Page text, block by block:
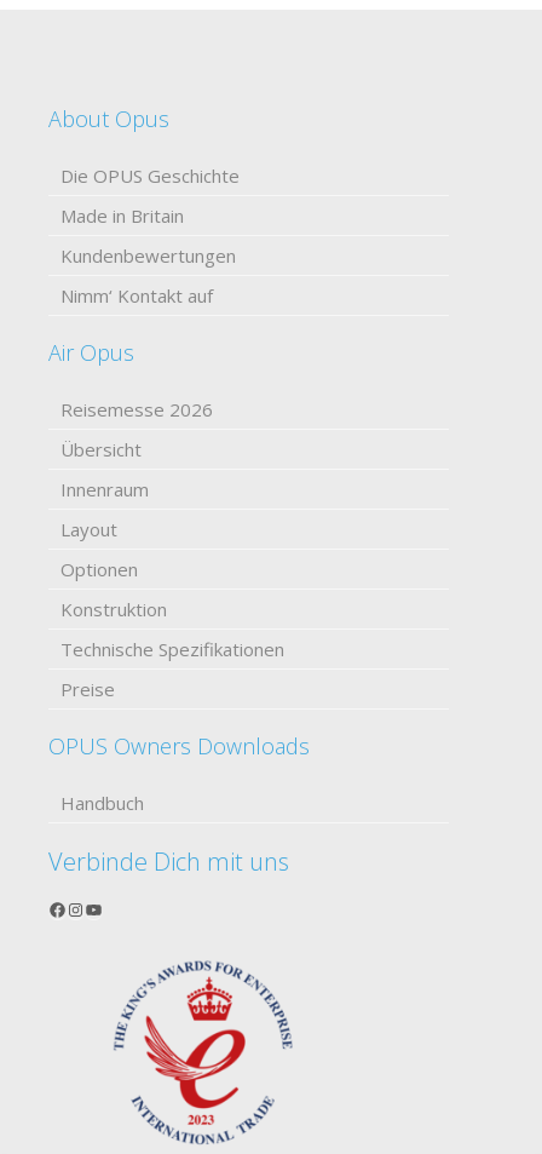
About Opus
Die OPUS Geschichte
Made in Britain
Kundenbewertungen
Nimm‘ Kontakt auf
Air Opus
Reisemesse 2026
Übersicht
Innenraum
Layout
Optionen
Konstruktion
Technische Spezifikationen
Preise
OPUS Owners Downloads
Handbuch
Verbinde Dich mit uns
Facebook
Instagram